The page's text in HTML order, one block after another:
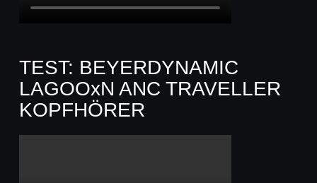
TEST: BEYERDYNAMIC
LAGOOxN ANC TRAVELLER
KOPFHÖRER